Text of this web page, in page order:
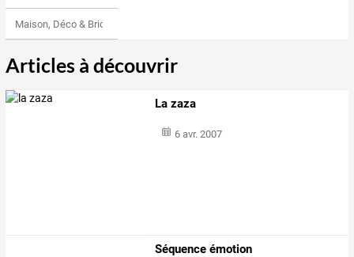
Maison, Déco & Bricolage
Articles à découvrir
La zaza
6 avr. 2007
Séquence émotion